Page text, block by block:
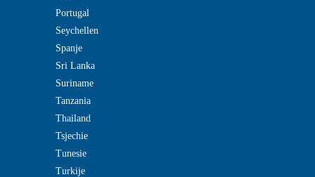
Portugal
Seychellen
Spanje
Sri Lanka
Suriname
Tanzania
Thailand
Tsjechie
Tunesie
Turkije